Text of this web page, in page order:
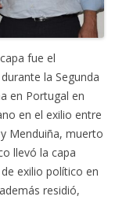
fue el
la Segunda
en Portugal en
en el exilio entre
Menduiña, muerto
llevó la capa
exilio político en
residió,